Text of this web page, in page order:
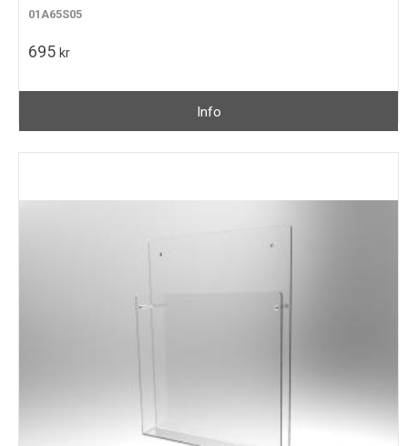
01A65S05
695 kr
Info